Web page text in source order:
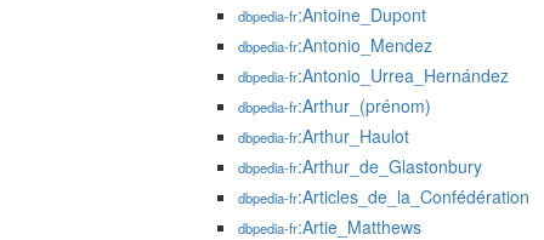
dbpedia-fr:Antoine_Dupont
dbpedia-fr:Antonio_Mendez
dbpedia-fr:Antonio_Urrea_Hernández
dbpedia-fr:Arthur_(prénom)
dbpedia-fr:Arthur_Haulot
dbpedia-fr:Arthur_de_Glastonbury
dbpedia-fr:Articles_de_la_Confédération
dbpedia-fr:Artie_Matthews